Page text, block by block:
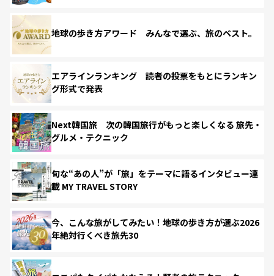
地球の歩き方アワード みんなで選ぶ、旅のベスト。
エアラインランキング 読者の投票をもとにランキン
グ形式で発表
Next韓国旅 次の韓国旅行がもっと楽しくなる 旅先・
グルメ・テクニック
旬な“あの人”が「旅」をテーマに語るインタビュー連
載 MY TRAVEL STORY
今、こんな旅がしてみたい！地球の歩き方が選ぶ2026
年絶対行くべき旅先30